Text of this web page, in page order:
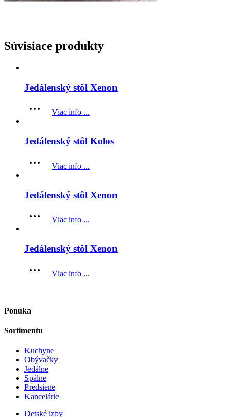
Súvisiace produkty
Jedálenský stôl Xenon
Viac info ...
Jedálenský stôl Kolos
Viac info ...
Jedálenský stôl Xenon
Viac info ...
Jedálenský stôl Xenon
Viac info ...
Ponuka
Sortimentu
Kuchyne
Obývačky
Jedálne
Spálne
Predsiene
Kancelárie
Detské izby